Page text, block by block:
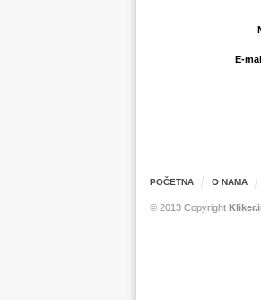
E-
POČETNA O NAMA
© 2013 Copyright